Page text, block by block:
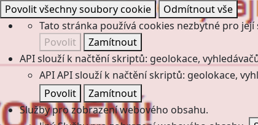
Povolit všechny soubory cookie
Odmítnout vše
Tato stránka používá cookies nezbytné pro
Povolit
Zamítnout
API slouží k načtění skriptů: geolokace,
APIAPI slouží k načtění skriptů: geolokace,
Povolit
Zamítnout
Služby pro zobrazení webového obsahu.